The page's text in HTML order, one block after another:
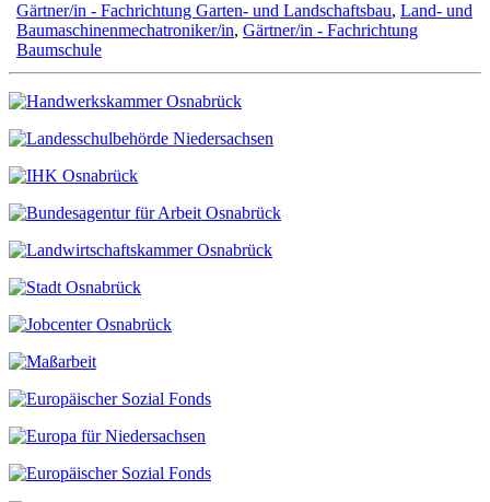
Gärtner/in - Fachrichtung Garten- und Landschaftsbau, Land- und
Baumaschinenmechatroniker/in, Gärtner/in - Fachrichtung
Baumschule